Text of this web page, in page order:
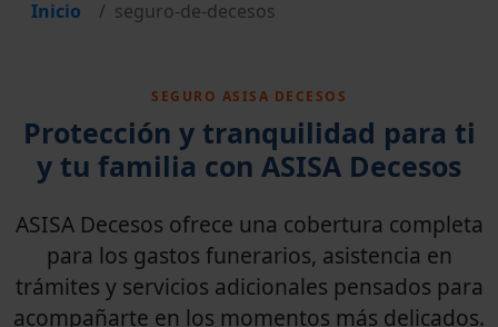
Inicio seguro-de-decesos
SEGURO ASISA DECESOS
Protección y tranquilidad para ti
y tu familia con ASISA Decesos
ASISA Decesos ofrece una cobertura completa
para los gastos funerarios, asistencia en
trámites y servicios adicionales pensados para
acompañarte en los momentos más delicados.